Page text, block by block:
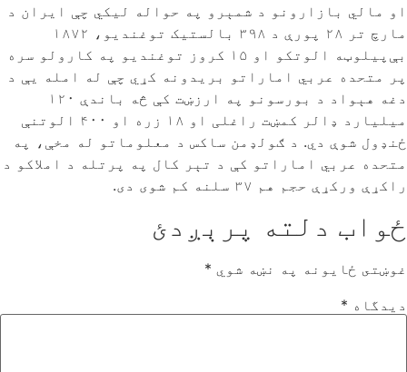
او مالي بازارونو د شمېرو په حواله لیکي چې ایران د
مارچ تر ۲۸ پورې د ۳۹۸ بالستیک توغندیو، ۱۸۷۲
بې‌پیلوټه الوتکو او ۱۵ کروز توغندیو په کارولو سره
پر متحده عربي اماراتو بریدونه کړي چې له امله یې د
دغه هېواد د بورسونو په ارزښت کې څه باندې ۱۲۰
میلیارد ډالر کمښت راغلی او ۱۸ زره او ۴۰۰ الوتنې
ځنډول شوې دي. د ګولډمن ساکس د معلوماتو له مخې، په
متحده عربي اماراتو کې د تېر کال په پرتله د املاکو د
راکړې ورکړې حجم هم ۳۷ سلنه کم شوی دی.
ځواب دلته پرېږدئ
غوښتى ځایونه په نښه شوي *
دیدگاه *